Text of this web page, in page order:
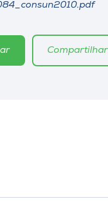
Compartilhar